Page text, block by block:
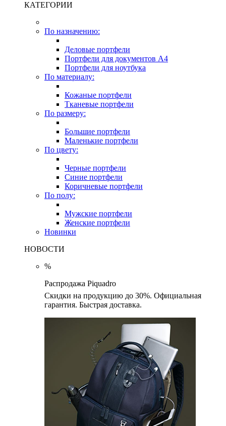
КАТЕГОРИИ
По назначению:
Деловые портфели
Портфели для документов A4
Портфели для ноутбука
По материалу:
Кожаные портфели
Тканевые портфели
По размеру:
Большие портфели
Маленькие портфели
По цвету:
Черные портфели
Синие портфели
Коричневые портфели
По полу:
Мужские портфели
Женские портфели
Новинки
НОВОСТИ
%
Распродажа Piquadro
Скидки на продукцию до 30%. Официальная
гарантия. Быстрая доставка.